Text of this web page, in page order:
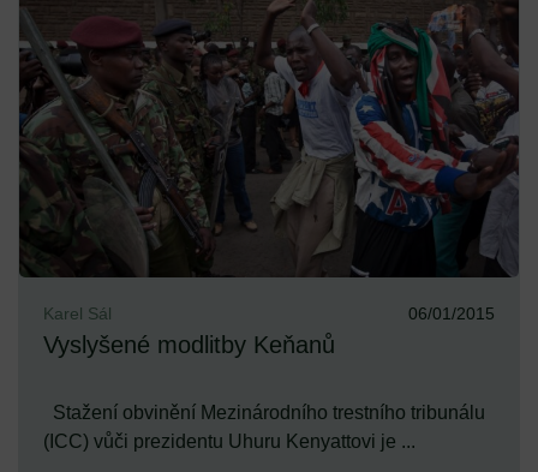
Karel Sál 06/01/2015
Vyslyšené modlitby Keňanů
Stažení obvinění Mezinárodního trestního tribunálu
(ICC) vůči prezidentu Uhuru Kenyattovi je ...